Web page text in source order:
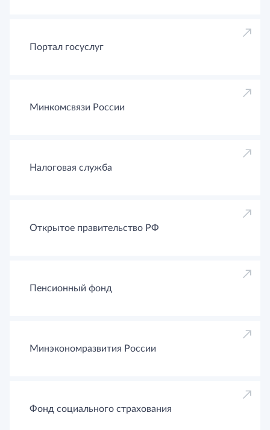
Портал госуслуг
Минкомсвязи России
Налоговая служба
Открытое правительство РФ
Пенсионный фонд
Минэкономразвития России
Фонд социального страхования